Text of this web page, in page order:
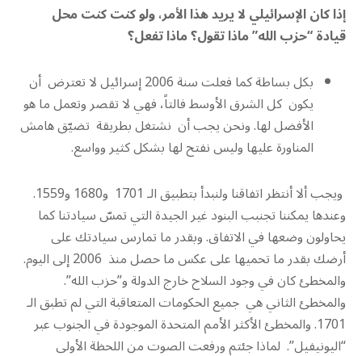
إذا كان الإسرائيلي لا يريد هذا الأمر، ولو كنت كنت محل
قيادة “حزب الله” ماذا تقول؟ ماذا تفعل؟
بكل بساطة كما فعلت سنة 2006 إسرائيل لا تعترض أن
يكون كل الشرق الأوسط فالتاً، فهي لا تقصر وتعمل ما هو
الأفضل لها. ونحن يجب أن نشتغل بطريقة تضيّق هامش
المناورة عليها وليس نفتح لها بشكل كثير وواسع.
ويجب ألا أنتظر اتفاقنا ولنبدأ بتطبيق الـ 1701 و1680 و1559.
وعندها يمكننا تجنبب البنود غير الجيدة التي تمسّ سيادتنا كما
يحاولون وضعها في الاتفاق. وبقدر ما تمارس سيادتك على
أرضك بقدر ما تحميها على عكس ما حصل منذ 2006 إلى اليوم.
والمخطئ كان في وجود السلاح خارج الدولة و”حزب الله”.
والمخطئ الثاني هي جميع الحكومات المتعاقبة التي لم تطبق الـ
1701. والمخطئ الأكثر الأمم المتحدة الموجودة في الجنوب عبر
“اليونيفيل”. لماذا جئتم ورفعت الصوت من اللحظة الأولى